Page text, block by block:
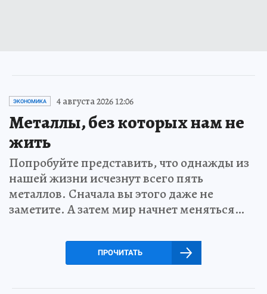
ЭКОНОМИКА 4 августа 2026 12:06
Металлы, без которых нам не
жить
Попробуйте представить, что однажды из
нашей жизни исчезнут всего пять
металлов. Сначала вы этого даже не
заметите. А затем мир начнет меняться…
ПРОЧИТАТЬ